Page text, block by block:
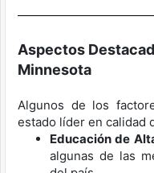
Aspectos
Minnesota
Algunos de los
estado líder en calidad
Educación de
algunas de las